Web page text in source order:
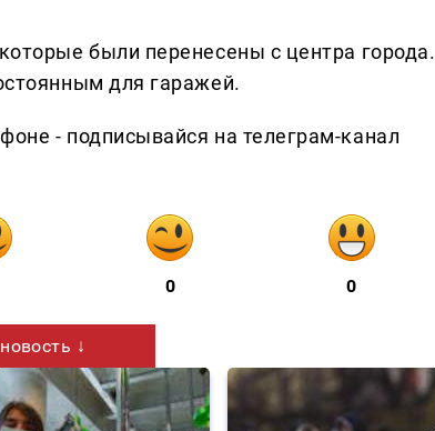
были перенесены с центра города.
для гаражей.
- подписывайся на телеграм-канал
0 0
↓